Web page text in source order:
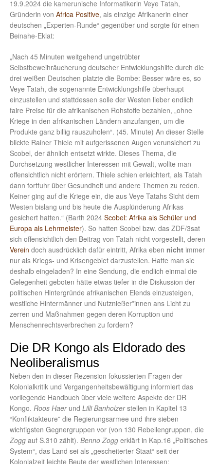
19.9.2024 die kamerunische Informatikerin Veye Tatah,
Gründerin von Africa Positive, als einzige Afrikanerin einer
deutschen „Experten-Runde“ gegenüber und sorgte für einen
Beinahe-Eklat:
„Nach 45 Minuten weitgehend ungetrübter
Selbstbeweihräucherung deutscher Entwicklungshilfe durch die
drei weißen Deutschen platzte die Bombe: Besser wäre es, so
Veye Tatah, die sogenannte Entwicklungshilfe überhaupt
einzustellen und stattdessen solle der Westen lieber endlich
faire Preise für die afrikanischen Rohstoffe bezahlen, „ohne
Kriege in den afrikanischen Ländern anzufangen, um die
Produkte ganz billig rauszuholen“. (45. Minute) An dieser Stelle
blickte Rainer Thiele mit aufgerissenen Augen verunsichert zu
Scobel, der ähnlich entsetzt wirkte. Dieses Thema, die
Durchsetzung westlicher Interessen mit Gewalt, wollte man
offensichtlich nicht erörtern. Thiele schien erleichtert, als Tatah
dann fortfuhr über Gesundheit und andere Themen zu reden.
Keiner ging auf die Kriege ein, die aus Veye Tatahs Sicht dem
Westen bislang und bis heute die Ausplünderung Afrikas
gesichert hatten.“ (Barth 2024 Scobel: Afrika als Schüler und
Europa als Lehrmeister). So hatten Scobel bzw. das ZDF/3sat
sich offensichtlich den Beitrag von Tatah nicht vorgestellt, deren
Verein doch ausdrücklich dafür eintritt, Afrika eben nicht immer
nur als Kriegs- und Krisengebiet darzustellen. Hatte man sie
deshalb eingeladen? In eine Sendung, die endlich einmal die
Gelegenheit geboten hätte etwas tiefer in die Diskussion der
politischen Hintergründe afrikanischen Elends einzusteigen,
westliche Hintermänner und Nutznießer*innen ans Licht zu
zerren und Maßnahmen gegen deren Korruption und
Menschenrechtsverbrechen zu fordern?
Die DR Kongo als Eldorado des
Neoliberalismus
Neben den in dieser Rezension fokussierten Fragen der
Kolonialkritik und Vergangenheitsbewältigung informiert das
vorliegende Handbuch über viele weitere Aspekte der DR
Kongo. Roos Haer und Lilli Banholzerstellen in Kapitel 13
“Konfliktakteure” die Regierungsarmee und ihre sieben
wichtigsten Gegnergruppen vor (von 130 Rebellengruppen, die
Zogg auf S.310 zählt). Benno Zogg erklärt in Kap.16 „Politisches
System“, das Land sei als „gescheiterter Staat“ seit der
Kolonialzeit leichte Beute der westlichen Interessen;